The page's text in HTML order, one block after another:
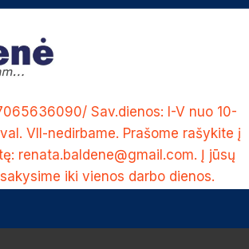
Sav.dienos: I-V nuo 10-
VII-nedirbame. Prašome rašykite į
renata.baldene@gmail.com. Į jūsų
iki vienos darbo dienos.